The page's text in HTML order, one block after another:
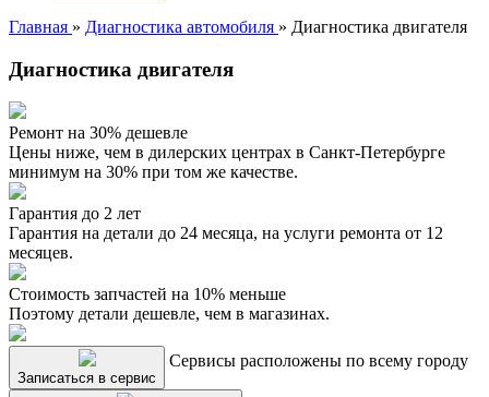
Главная » Диагностика автомобиля » Диагностика двигателя
Диагностика двигателя
Ремонт на 30% дешевле
Цены ниже, чем в дилерских центрах в Санкт-Петербурге
минимум на 30% при том же качестве.
Гарантия до 2 лет
Гарантия на детали до 24 месяца, на услуги ремонта от 12
месяцев.
Стоимость запчастей на 10% меньше
Поэтому детали дешевле, чем в магазинах.
Записаться в сервис
Сервисы расположены по всему городу